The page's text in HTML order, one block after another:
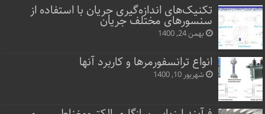
تکنیک‌های اندازه‌گیری جریان با استفاده از
سنسورهای مختلف جریان
بهمن 24, 1400
انواع ترانسفورمرها و کاربرد آنها
شهریور 10, 1400